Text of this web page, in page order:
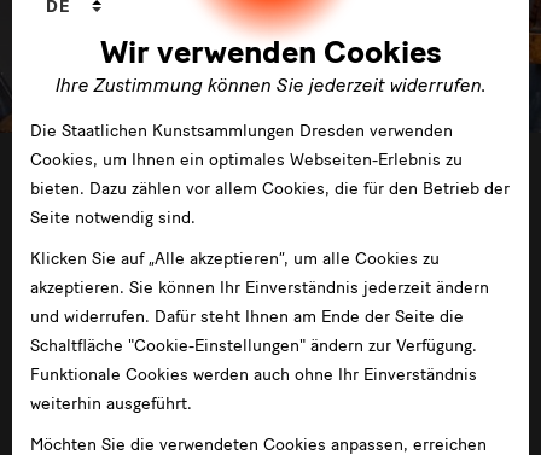
20.06.2015 —10.01.2016
100 Jahre Wendt & Kühn. Dresdner Moderne aus
dem Erzgebirge
im Jägerhof
Wir verwenden Cookies
Ihre Zustimmung können Sie jederzeit widerrufen.
DE
Die Staatlichen Kunstsammlungen Dresden verwenden
Cookies, um Ihnen ein optimales Webseiten-Erlebnis zu
bieten. Dazu zählen vor allem Cookies, die für den Betrieb der
Seite notwendig sind.
Klicken Sie auf „Alle akzeptieren“, um alle Cookies zu
akzeptieren. Sie können Ihr Einverständnis jederzeit ändern
und widerrufen. Dafür steht Ihnen am Ende der Seite die
Schaltfläche "Cookie-Einstellungen" ändern zur Verfügung.
Funktionale Cookies werden auch ohne Ihr Einverständnis
weiterhin ausgeführt.
Möchten Sie die verwendeten Cookies anpassen, erreichen